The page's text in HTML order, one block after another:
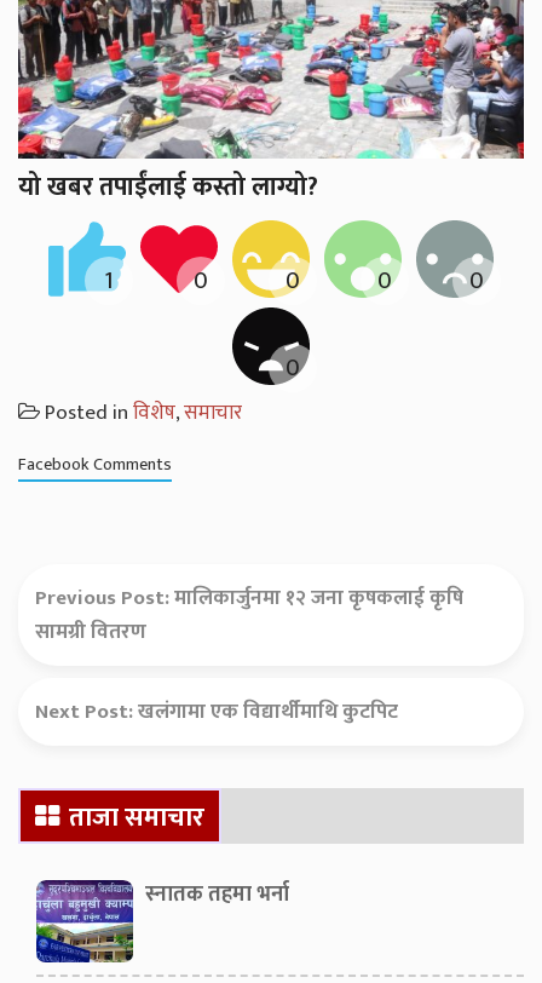
यो खबर तपाईंलाई कस्तो लाग्यो?
Posted inविशेष,समाचार
Facebook Comments
Previous Post:मालिकार्जुनमा १२ जना कृषकलाई कृषि
सामग्री वितरण
Next Post:खलंगामा एक विद्यार्थीमाथि कुटपिट
Secondary
Sidebar
ताजा समाचार
स्नातक तहमा भर्ना